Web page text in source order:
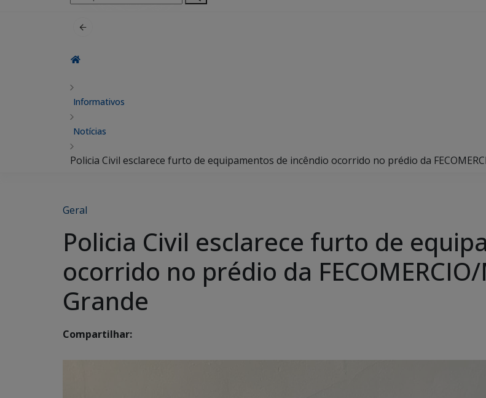
por:
Informativos
Notícias
Policia Civil esclarece furto de equipamentos de incêndio ocorrido no prédio da
Geral
Policia Civil esclarece furto de
ocorrido no prédio da
Grande
Compartilhar: